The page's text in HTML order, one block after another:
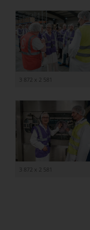
3 872 x 2 581
3 872 x 2 581